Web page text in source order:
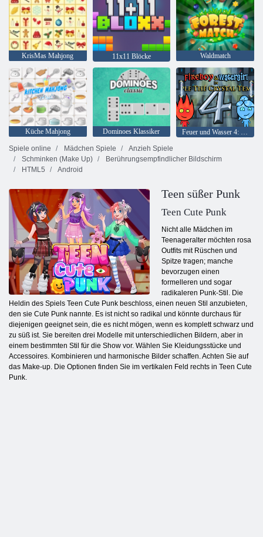
KrisMas Mahjong 11x11 Blöcke Waldmatch
Küche Mahjong Dominoes Klassiker
Feuer und Wasser 4: Kristalltempel
Spiele online
Mädchen Spiele
Anzieh Spiele
Schminken (Make Up)
Berührungsempfindlicher Bildschirm
HTML5
Android
Teen süßer Punk
Teen Cute Punk
Nicht alle Mädchen im
Teenageralter möchten rosa
Outfits mit Rüschen und
Spitze tragen; manche
bevorzugen einen
formelleren und sogar
radikaleren Punk-Stil. Die
Heldin des Spiels Teen Cute Punk beschloss, einen neuen Stil anzubieten,
den sie Cute Punk nannte. Es ist nicht so radikal und könnte durchaus für
diejenigen geeignet sein, die es nicht mögen, wenn es komplett schwarz und
zu süß ist. Sie bereiten drei Modelle mit unterschiedlichen Bildern, aber in
einem bestimmten Stil für die Show vor. Wählen Sie Kleidungsstücke und
Accessoires. Kombinieren und harmonische Bilder schaffen. Achten Sie auf
das Make-up. Die Optionen finden Sie im vertikalen Feld rechts in Teen Cute
Punk.